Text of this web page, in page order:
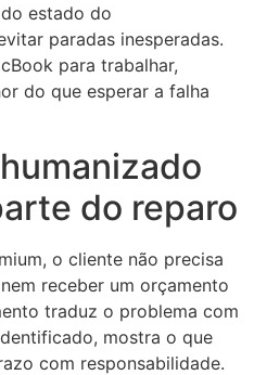
estado do
paradas inesperadas.
para trabalhar,
do que esperar a falha
do reparo
o cliente não precisa
receber um orçamento
traduz o problema com
mostra o que
com responsabilidade.